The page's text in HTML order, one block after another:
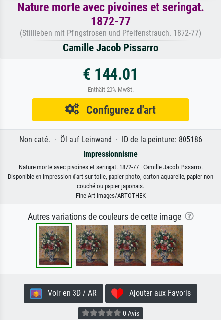
Nature morte avec pivoines et seringat.
1872-77
(Stillleben mit Pfingstrosen und Pfeifenstrauch. 1872-77)
Camille Jacob Pissarro
€ 144.01
Enthält 20% MwSt.
Configurez d'art
Non daté. · Öl auf Leinwand · ID de la peinture: 805186
Impressionnisme
Nature morte avec pivoines et seringat. 1872-77 · Camille Jacob Pissarro.
Disponible en impression d'art sur toile, papier photo, carton aquarelle, papier non
couché ou papier japonais.
Fine Art Images/ARTOTHEK
Autres variations de couleurs de cette image
Voir en 3D / AR Ajouter aux Favoris
0 Avis